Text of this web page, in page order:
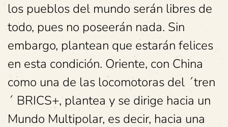
los pueblos del mundo serán libres de
todo, pues no poseerán nada. Sin
embargo, plantean que estarán felices
en esta condición. Oriente, con China
como una de las locomotoras del ´tren
´ BRICS+, plantea y se dirige hacia un
Mundo Multipolar, es decir, hacia una